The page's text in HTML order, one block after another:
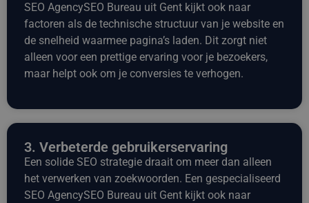
SEO AgencySEO Bureau uit Gent kijkt ook naar
factoren als de technische structuur van je website en
de snelheid waarmee pagina’s laden. Dit zorgt niet
alleen voor een prettige ervaring voor je bezoekers,
maar helpt ook om je conversies te verhogen.
3. Verbeterde gebruikerservaring
Een solide SEO strategie draait om meer dan alleen
het verwerken van zoekwoorden. Een gespecialiseerd
SEO AgencySEO Bureau uit Gent kijkt ook naar